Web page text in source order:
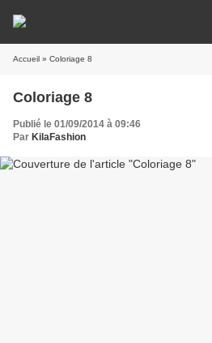
Accueil » Coloriage 8
Coloriage 8
Publié le 01/09/2014 à 09:46
Par KilaFashion